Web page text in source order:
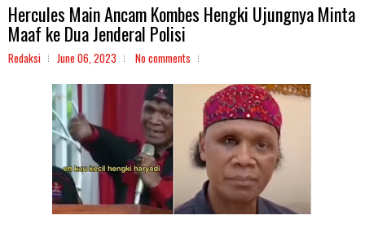
Hercules Main Ancam Kombes Hengki Ujungnya Minta
Maaf ke Dua Jenderal Polisi
Redaksi June 06, 2023 No comments